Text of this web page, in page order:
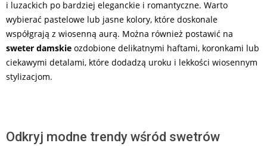
i luzackich po bardziej eleganckie i romantyczne. Warto
wybierać pastelowe lub jasne kolory, które doskonale
współgrają z wiosenną aurą. Można również postawić na
sweter damskie ozdobione delikatnymi haftami, koronkami lub
ciekawymi detalami, które dodadzą uroku i lekkości wiosennym
stylizacjom.
Odkryj modne trendy wśród swetrów